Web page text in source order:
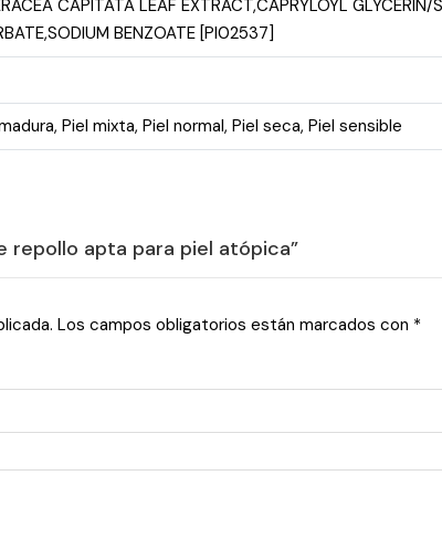
CAPITATA LEAF EXTRACT,CAPRYLOYL
BENZOATE [PI02537]
, Piel mixta, Piel normal, Piel seca, Piel sensible
repollo apta para piel atópica”
Los campos obligatorios están marcados con *